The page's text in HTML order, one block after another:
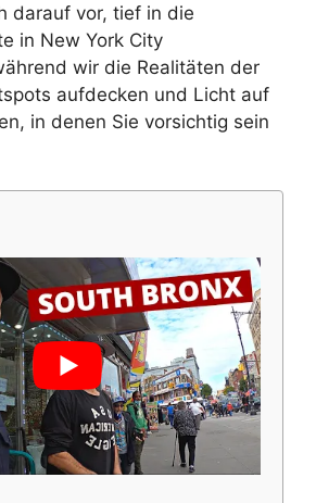
darauf vor, tief in die
in New York City
wir die Realitäten der
aufdecken und Licht auf
in denen Sie vorsichtig sein